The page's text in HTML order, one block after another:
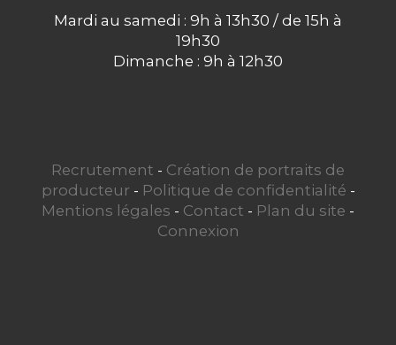
Mardi au samedi : 9h à 13h30 / de 15h à
19h30
Dimanche : 9h à 12h30
Recrutement - Création de portraits de
producteur - Politique de confidentialité -
Mentions légales - Contact - Plan du site -
Connexion